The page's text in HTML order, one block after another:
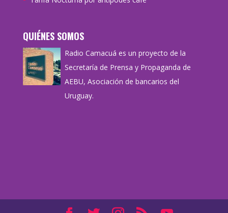
QUIÉNES SOMOS
Radio Camacuá es un proyecto de la
Secretaría de Prensa y Propaganda de
AEBU, Asociación de bancarios del
Uruguay.